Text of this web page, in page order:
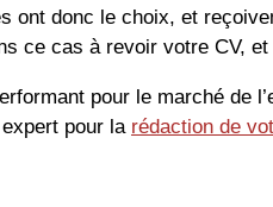
donc le choix, et
ce cas à revoir votre CV,
pour le marché
pour la rédaction de